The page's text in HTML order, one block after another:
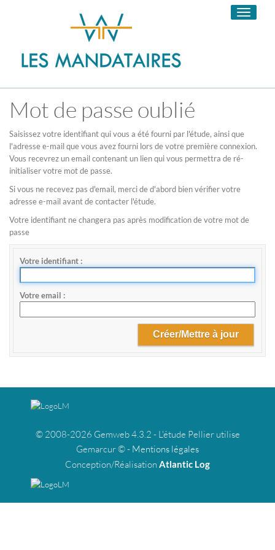
Toggle
Mot de passe oublié
Saisissez votre identifiant qui vous a été fourni par l'étude, ainsi que
l'adresse e-mail que vous avez fourni lors de votre première connexion.
Vous recevrez un email contenant un lien qui vous permettra de ré-
initialiser votre mot de passe.
Si vous ne recevez pas d'email, merci de d'abord bien vérifier votre
adresse e-mail avant de contacter l'étude.
Votre identifiant ne changera pas après modification de votre mot de
passe
Votre identifiant
Votre email
© 2008-2026 Gemweb 4.3.2 - L'étude Pellier utilise
Gemarcur © - Mentions légales
Conception/Réalisation Atlantic Log